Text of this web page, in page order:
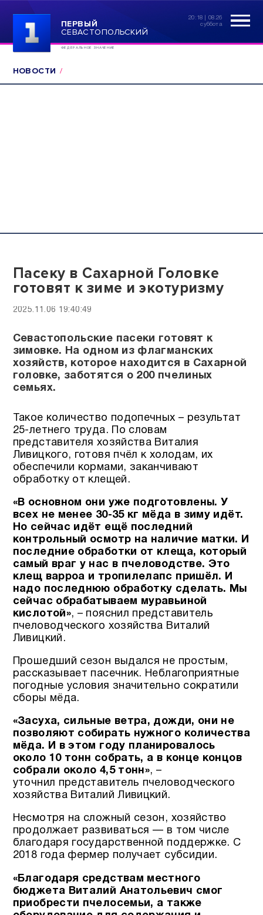
ПЕРВЫЙ
СЕВАСТОПОЛЬСКИЙ
ФЕДЕРАЛЬНОЕ ЗНАЧЕНИЕ
20:18 | 08.26
суббота
НОВОСТИ
Пасеку в Сахарной Головке
готовят к зиме и экотуризму
2025.11.06 19:40:49
Севастопольские пасеки готовят к
зимовке. На одном из флагманских
хозяйств, которое находится в Сахарной
головке, заботятся о 200 пчелиных
семьях.
Такое количество подопечных – результат
25-летнего труда. По словам
представителя хозяйства Виталия
Ливицкого, готовя пчёл к холодам, их
обеспечили кормами, заканчивают
обработку от клещей.
«В основном они уже подготовлены. У
всех не менее 30-35 кг мёда в зиму идёт.
Но сейчас идёт ещё последний
контрольный осмотр на наличие матки. И
последние обработки от клеща, который
самый враг у нас в пчеловодстве. Это
клещ варроа и тропилелапс пришёл. И
надо последнюю обработку сделать. Мы
сейчас обрабатываем муравьиной
кислотой», – пояснил представитель
пчеловодческого хозяйства Виталий
Ливицкий.
Прошедший сезон выдался не простым,
рассказывает пасечник. Неблагоприятные
погодные условия значительно сократили
сборы мёда.
«Засуха, сильные ветра, дожди, они не
позволяют собирать нужного количества
мёда. И в этом году планировалось
около 10 тонн собрать, а в конце концов
собрали около 4,5 тонн», –
уточнил представитель пчеловодческого
хозяйства Виталий Ливицкий.
Несмотря на сложный сезон, хозяйство
продолжает развиваться — в том числе
благодаря государственной поддержке. С
2018 года фермер получает субсидии.
«Благодаря средствам местного
бюджета Виталий Анатольевич смог
приобрести пчелосемьи, а также